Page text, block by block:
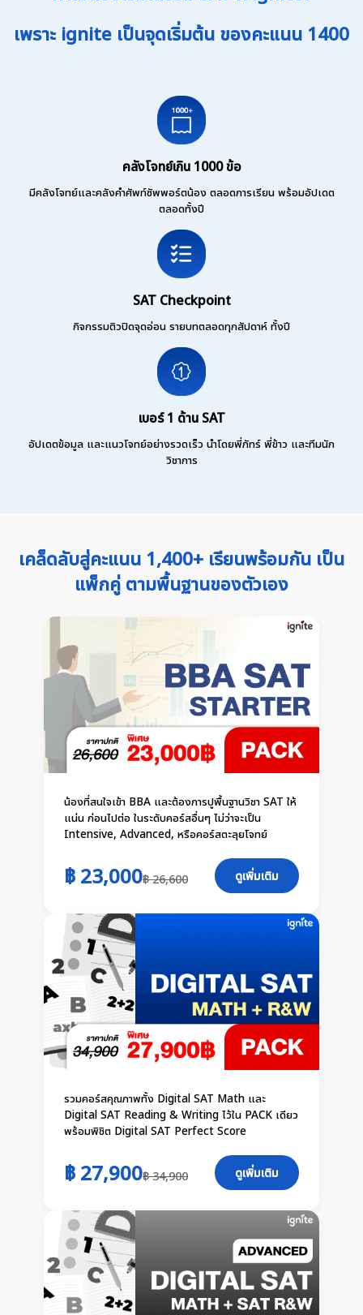
เพราะ ignite เป็นจุดเริ่มต้น ของคะแนน 1400
คลังโจทย์เกิน 1000 ข้อ
มีคลังโจทย์และคลังคำศัพท์ซัพพอร์ตน้อง ตลอดการเรียน พร้อมอัปเดต
ตลอดทั้งปี
SAT Checkpoint
กิจกรรมติวปิดจุดอ่อน รายบทตลอดทุกสัปดาห์ ทั้งปี
เบอร์ 1 ด้าน SAT
อัปเดตข้อมูล และแนวโจทย์อย่างรวดเร็ว นำโดยพี่ภัทร์ พี่ข้าว และทีมนัก
วิชาการ
เคล็ดลับสู่คะแนน 1,400+ เรียนพร้อมกัน เป็น
แพ็กคู่ ตามพื้นฐานของตัวเอง
น้องที่สนใจเข้า BBA และต้องการปูพื้นฐานวิชา SAT ให้
แน่น ก่อนไปต่อ ในระดับคอร์สอื่นๆ ไม่ว่าจะเป็น
Intensive, Advanced, หรือคอร์สตะลุยโจทย์
฿ 23,000฿ 26,600 ดูเพิ่มเติม
รวมคอร์สคุณภาพทั้ง Digital SAT Math และ
Digital SAT Reading & Writing ไว้ใน PACK เดียว
พร้อมพิชิต Digital SAT Perfect Score
฿ 27,900฿ 34,900 ดูเพิ่มเติม